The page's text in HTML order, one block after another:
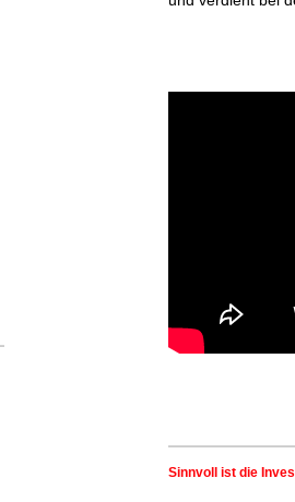
Sinnvoll ist die